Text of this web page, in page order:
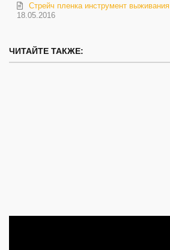
18.05.2016
Стрейч пленка инструмент выживания
ЧИТАЙТЕ ТАКЖЕ: